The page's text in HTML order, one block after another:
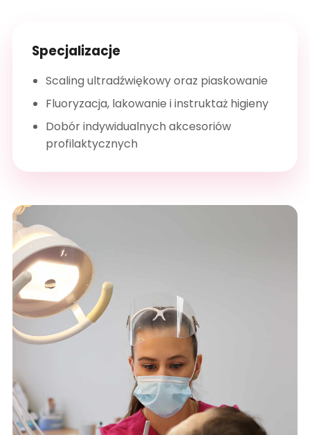
Specjalizacje
Scaling ultradźwiękowy oraz piaskowanie
Fluoryzacja, lakowanie i instruktaż higieny
Dobór indywidualnych akcesoriów
profilaktycznych